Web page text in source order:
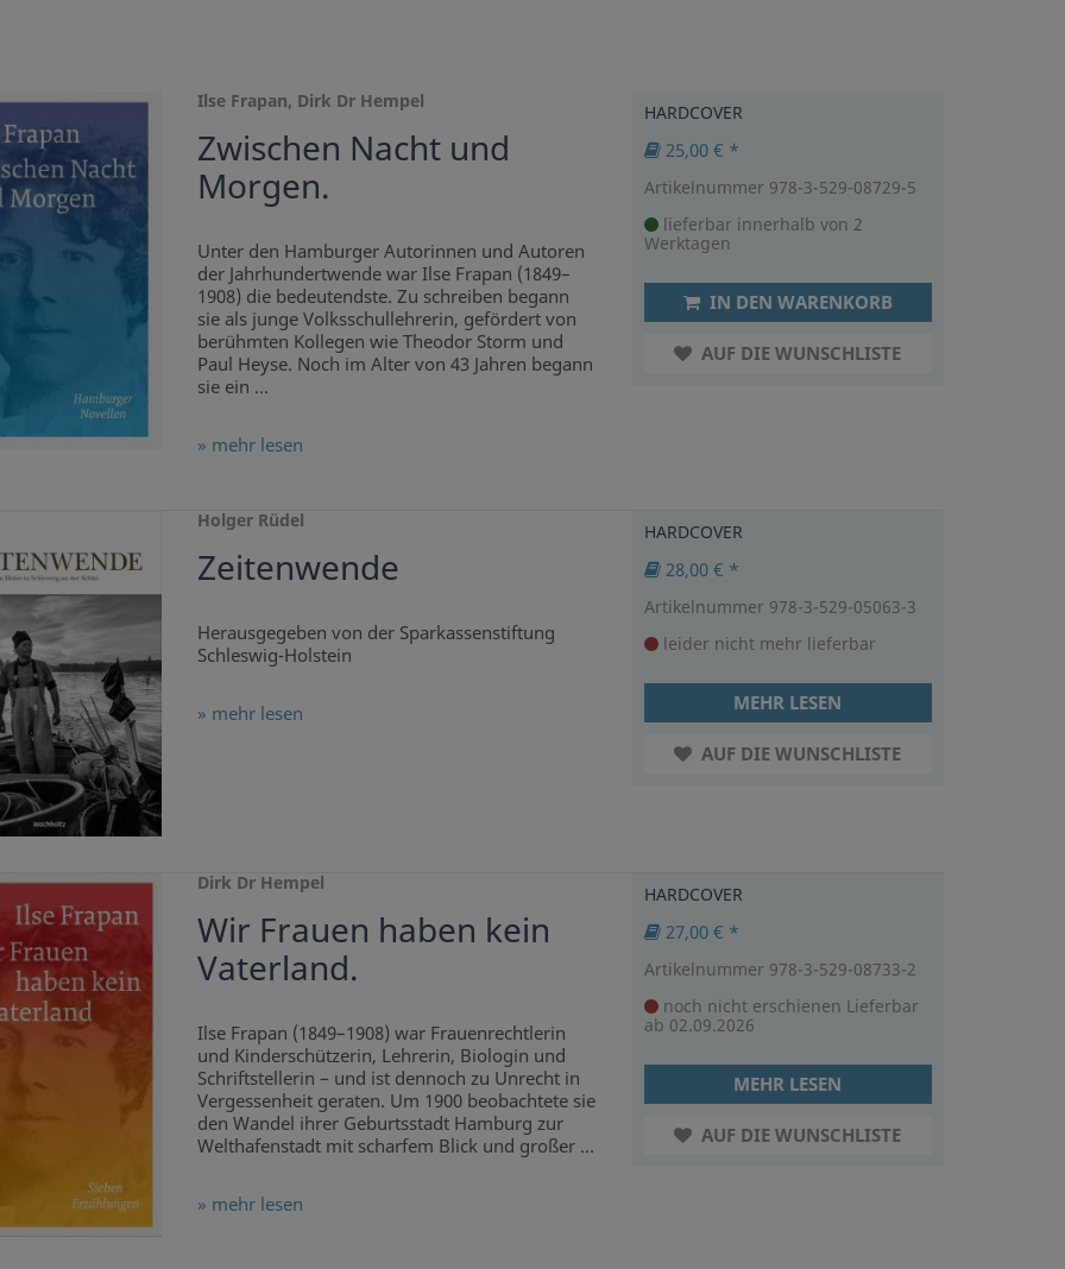
Ilse Frapan, Dirk Dr Hempel
Zwischen Nacht und
Morgen.
Unter den Hamburger Autorinnen und Autoren
der Jahrhundertwende war Ilse Frapan (1849–
1908) die bedeutendste. Zu schreiben begann
sie als junge Volksschullehrerin, gefördert von
berühmten Kollegen wie Theodor Storm und
Paul Heyse. Noch im Alter von 43 Jahren begann
sie ein ...
» mehr lesen
HARDCOVER
25,00 € *
Artikelnummer 978-3-529-08729-5
lieferbar innerhalb von 2
Werktagen
IN DEN WARENKORB
AUF DIE WUNSCHLISTE
Holger Rüdel
Zeitenwende
Herausgegeben von der Sparkassenstiftung
Schleswig-Holstein
» mehr lesen
HARDCOVER
28,00 € *
Artikelnummer 978-3-529-05063-3
leider nicht mehr lieferbar
MEHR LESEN
AUF DIE WUNSCHLISTE
Dirk Dr Hempel
Wir Frauen haben kein
Vaterland.
Ilse Frapan (1849–1908) war Frauenrechtlerin
und Kinderschützerin, Lehrerin, Biologin und
Schriftstellerin – und ist dennoch zu Unrecht in
Vergessenheit geraten. Um 1900 beobachtete sie
den Wandel ihrer Geburtsstadt Hamburg zur
Welthafenstadt mit scharfem Blick und großer ...
» mehr lesen
HARDCOVER
27,00 € *
Artikelnummer 978-3-529-08733-2
noch nicht erschienen Lieferbar
ab 02.09.2026
MEHR LESEN
AUF DIE WUNSCHLISTE